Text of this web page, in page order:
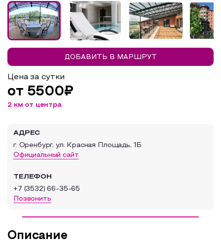
Образовательный туризм
Аттестованные экскурсоводы
Маршруты от экскурсоводов
Все маршруты
Доступная среда
ДОБАВИТЬ В МАРШРУТ
Цена за сутки
от 5500₽
2 км от центра
АДРЕС
г. Оренбург, ул. Красная Площадь, 1Б
Официальный сайт
ТЕЛЕФОН
+7 (3532) 66-35-65
Позвонить
Описание